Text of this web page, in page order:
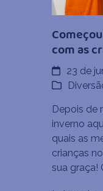
com as
23 de
Depois de
inverno
quais as
crianças
sua graça!